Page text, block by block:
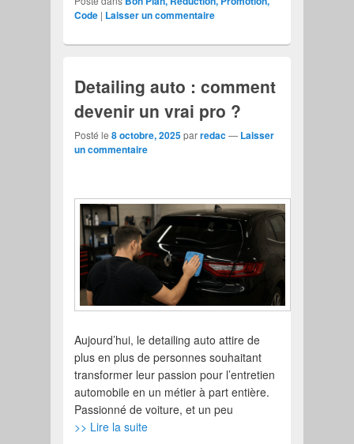
Code | Laisser un commentaire
Detailing auto : comment
devenir un vrai pro ?
Posté le8 octobre, 2025parredac— Laisser
un commentaire
Aujourd’hui, le detailing auto attire de
plus en plus de personnes souhaitant
transformer leur passion pour l’entretien
automobile en un métier à part entière.
Passionné de voiture, et un peu
>> Lire la suite